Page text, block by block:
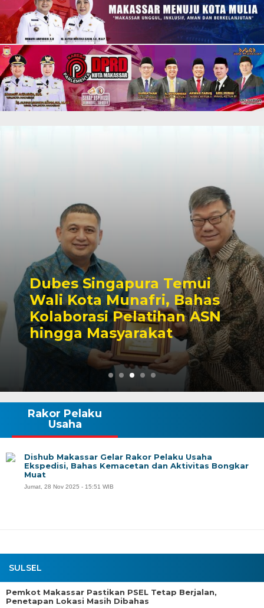
Dubes Singapura Temui
Wali Kota Munafri, Bahas
Kolaborasi Pelatihan ASN
hingga Masyarakat
SULSEL
Pemkot Makassar Pastikan PSEL Tetap Berjalan,
Penetapan Lokasi Masih Dibahas
Rakor Pelaku
Usaha
Dishub Makassar Gelar Rakor Pelaku Usaha
Ekspedisi, Bahas Kemacetan dan Aktivitas Bongkar
Muat
Jumat, 28 Nov 2025 - 15:51 WIB